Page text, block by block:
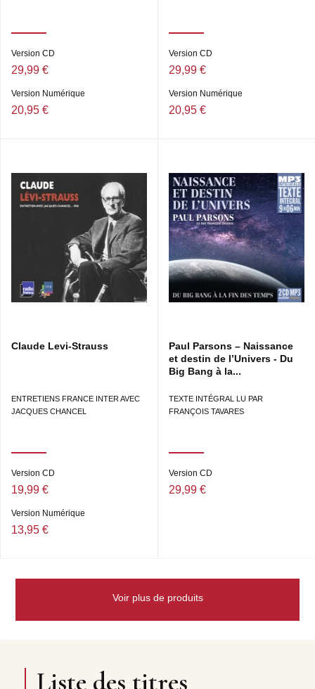
Version CD
29,99 €
Version Numérique
20,95 €
Version CD
29,99 €
Version Numérique
20,95 €
Claude Levi-Strauss
ENTRETIENS FRANCE INTER AVEC
JACQUES CHANCEL
Version CD
19,99 €
Version Numérique
13,95 €
Paul Parsons – Naissance
et destin de l’Univers - Du
Big Bang à la...
TEXTE INTÉGRAL LU PAR
FRANÇOIS TAVARES
Version CD
29,99 €
Voir plus de produits
Liste des titres